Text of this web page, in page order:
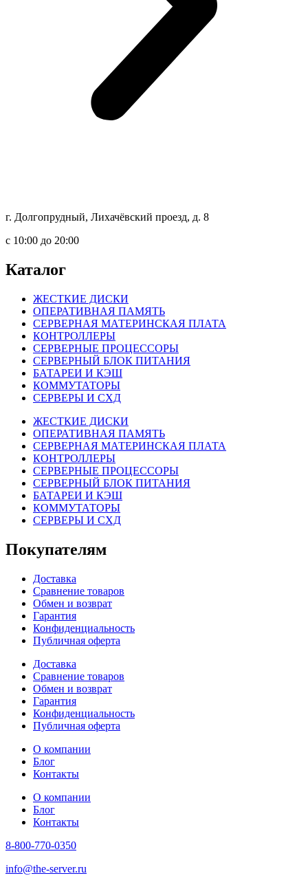
г. Долгопрудный, Лихачёвский проезд, д. 8
c 10:00 до 20:00
Каталог
ЖЕСТКИЕ ДИСКИ
ОПЕРАТИВНАЯ ПАМЯТЬ
СЕРВЕРНАЯ МАТЕРИНСКАЯ ПЛАТА
КОНТРОЛЛЕРЫ
СЕРВЕРНЫЕ ПРОЦЕССОРЫ
СЕРВЕРНЫЙ БЛОК ПИТАНИЯ
БАТАРЕИ И КЭШ
КОММУТАТОРЫ
СЕРВЕРЫ И СХД
ЖЕСТКИЕ ДИСКИ
ОПЕРАТИВНАЯ ПАМЯТЬ
СЕРВЕРНАЯ МАТЕРИНСКАЯ ПЛАТА
КОНТРОЛЛЕРЫ
СЕРВЕРНЫЕ ПРОЦЕССОРЫ
СЕРВЕРНЫЙ БЛОК ПИТАНИЯ
БАТАРЕИ И КЭШ
КОММУТАТОРЫ
СЕРВЕРЫ И СХД
Покупателям
Доставка
Сравнение товаров
Обмен и возврат
Гарантия
Конфиденциальность
Публичная оферта
Доставка
Сравнение товаров
Обмен и возврат
Гарантия
Конфиденциальность
Публичная оферта
О компании
Блог
Контакты
О компании
Блог
Контакты
8-800-770-0350
info@the-server.ru